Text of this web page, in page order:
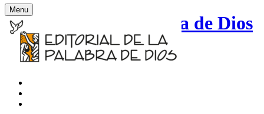
Editorial de la Palabra de Dios
Contacto
Noticias
Menu